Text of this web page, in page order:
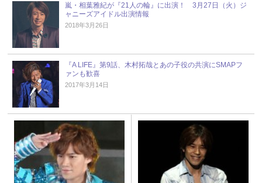
嵐・相葉雅紀が『21人の輪』に出演！ 3月27日（火）ジ
ャニーズアイドル出演情報
2018年3月26日
『A LIFE』第9話、木村拓哉とあの子役の共演にSMAPフ
ァンも歓喜
2017年3月14日